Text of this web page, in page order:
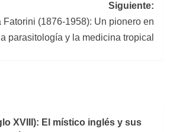
Siguiente:
Fatorini (1876-1958): Un pionero en
la parasitología y la medicina tropical
XVIII): El místico inglés y sus